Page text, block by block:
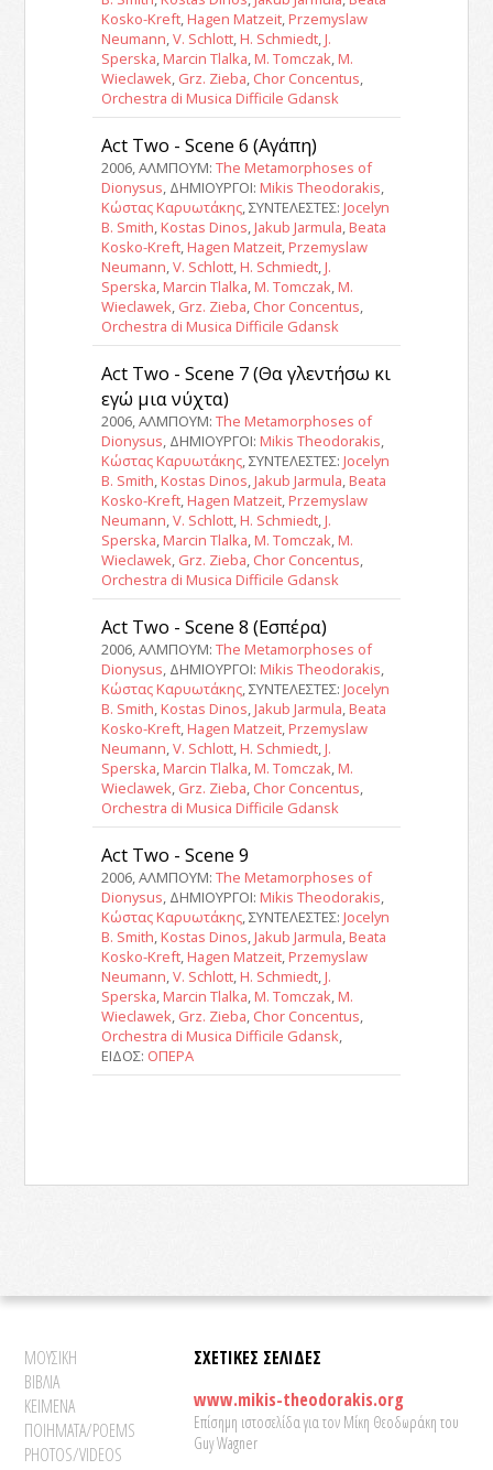
Kosko-Kreft, Hagen Matzeit, Przemyslaw
Neumann,V. Schlott, H. Schmiedt, J.
Sperska, Marcin Tlalka, M. Tomczak, M.
Wieclawek, Grz. Zieba, Chor Concentus,
Orchestra di Musica Difficile Gdansk
Act Two - Scene 6 (Αγάπη)
2006, ΑΛΜΠΟΥΜ: The Metamorphoses of
Dionysus, ΔΗΜΙΟΥΡΓΟΙ: Mikis Theodorakis,
Κώστας Καρυωτάκης, ΣΥΝΤΕΛΕΣΤΕΣ: Jocelyn
B. Smith, Kostas Dinos, Jakub Jarmula, Beata
Kosko-Kreft, Hagen Matzeit, Przemyslaw
Neumann,V. Schlott, H. Schmiedt, J.
Sperska, Marcin Tlalka, M. Tomczak, M.
Wieclawek, Grz. Zieba, Chor Concentus,
Orchestra di Musica Difficile Gdansk
Act Two - Scene 7 (Θα γλεντήσω κι
εγώ μια νύχτα)
2006, ΑΛΜΠΟΥΜ: The Metamorphoses of
Dionysus , ΔΗΜΙΟΥΡΓΟΙ: Mikis Theodorakis
Κώστας Καρυωτάκης, ΣΥΝΤΕΛΕΣΤΕΣ: Jocelyn
B. Smith Kostas Dinos Jakub Jarmula Beata
Kosko-Kreft, Hagen Matzeit, Przemyslaw
Neumann V. Schlott, H. Schmiedt, J.
Sperska Marcin Tlalka M. Tomczak M.
Wieclawek Grz. Zieba Chor Concentus
Orchestra di Musica Difficile Gdansk
Act Two - Scene 8 (Εσπέρα)
2006, ΑΛΜΠΟΥΜ: The Metamorphoses of
Dionysus , ΔΗΜΙΟΥΡΓΟΙ: Mikis Theodorakis
Κώστας Καρυωτάκης, ΣΥΝΤΕΛΕΣΤΕΣ: Jocelyn
B. Smith Kostas Dinos Jakub Jarmula Beata
Kosko-Kreft, Hagen Matzeit, Przemyslaw
Neumann V. Schlott, H. Schmiedt, J.
Sperska Marcin Tlalka M. Tomczak M.
Wieclawek Grz. Zieba Chor Concentus
Orchestra di Musica Difficile Gdansk
Act Two - Scene 9
2006, ΑΛΜΠΟΥΜ: The Metamorphoses of
Dionysus , ΔΗΜΙΟΥΡΓΟΙ: Mikis Theodorakis
Κώστας Καρυωτάκης, ΣΥΝΤΕΛΕΣΤΕΣ: Jocelyn
B. Smith Kostas Dinos Jakub Jarmula Beata
Kosko-Kreft, Hagen Matzeit, Przemyslaw
Neumann V. Schlott, H. Schmiedt, J.
Sperska Marcin Tlalka M. Tomczak M.
Wieclawek Grz. Zieba Chor Concentus
Orchestra di Musica Difficile Gdansk
ΕΙΔΟΣ: ΟΠΕΡΑ
ΜΟΥΣΙΚΗ
ΒΙΒΛΙΑ
ΚΕΙΜΕΝΑ
ΠΟΙΗΜΑΤΑ/POEMS
PHOTOS/VIDEOS
ΣΧΕΤΙΚΕΣ ΣΕΛΙΔΕΣ
www.mikis-theodorakis.org
Επίσημη ιστοσελίδα για τον Μίκη Θεοδωράκη του
Guy Wagner